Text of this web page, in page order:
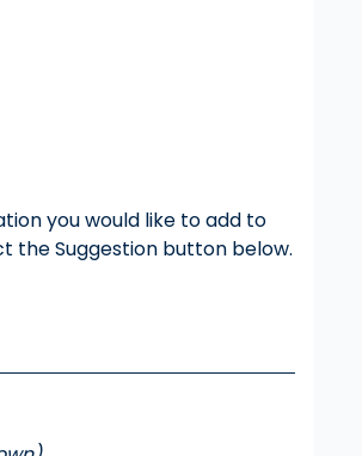
you would like to add to
the Suggestion button below.